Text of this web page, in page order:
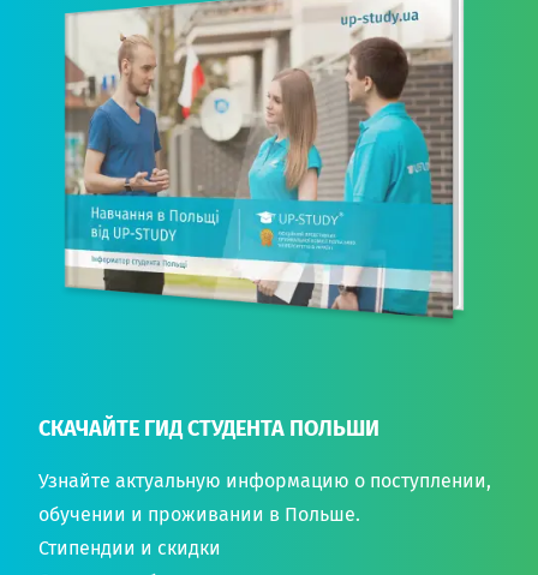
СКАЧАЙТЕ ГИД СТУДЕНТА ПОЛЬШИ
Узнайте актуальную информацию о поступлении,
обучении и проживании в Польше.
Стипендии и скидки